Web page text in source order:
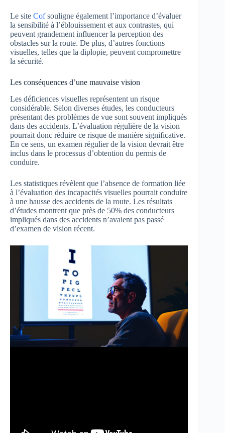
Le site Cofsouligne également l’importance d’évaluer
la sensibilité à l’éblouissement et aux contrastes, qui
peuvent grandement influencer la perception des
obstacles sur la route. De plus, d’autres fonctions
visuelles, telles que la diplopie, peuvent compromettre
la sécurité.
Les conséquences d’une mauvaise vision
Les déficiences visuelles représentent un risque
considérable. Selon diverses études, les conducteurs
présentant des problèmes de vue sont souvent impliqués
dans des accidents. L’évaluation régulière de la vision
pourrait donc réduire ce risque de manière significative.
En ce sens, un examen régulier de la vision devrait être
inclus dans le processus d’obtention du permis de
conduire.
Les statistiques révèlent que l’absence de formation liée
à l’évaluation des incapacités visuelles pourrait conduire
à une hausse des accidents de la route. Les résultats
d’études montrent que près de 50% des conducteurs
impliqués dans des accidents n’avaient pas passé
d’examen de vision récent.